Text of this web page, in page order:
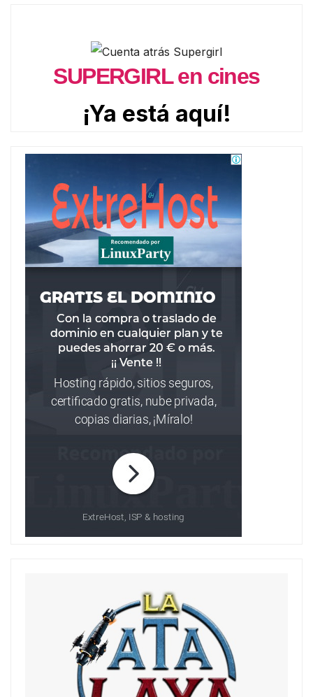
SUPERGIRL en cines
¡Ya está aquí!